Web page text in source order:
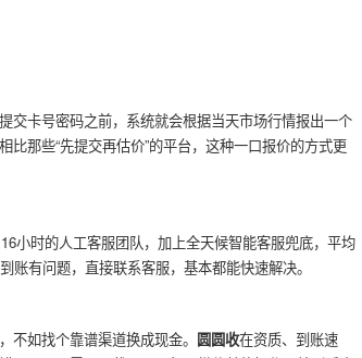
卡号密码之前，系统就会根据当天市场行情报出一个
那些“先提交再估价”的平台，这种一口报价的方式更
小时的人工客服团队，加上全天候智能客服兜底，平均
有问题，直接联系客服，基本都能快速解决。
如找个靠谱渠道换成现金。 圆圆收在资质、到账速